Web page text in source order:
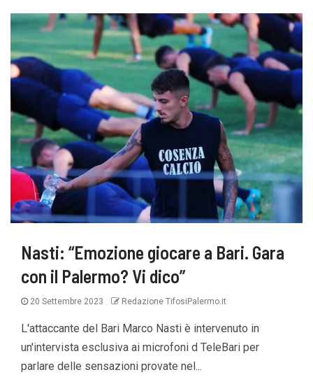
Nasti: “Emozione giocare a Bari. Gara
con il Palermo? Vi dico”
20 Settembre 2023 Redazione TifosiPalermo.it
L'attaccante del Bari Marco Nasti è intervenuto in
un'intervista esclusiva ai microfoni d TeleBari per
parlare delle sensazioni provate nel...